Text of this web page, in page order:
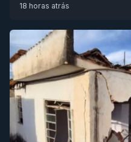
18 horas atrás